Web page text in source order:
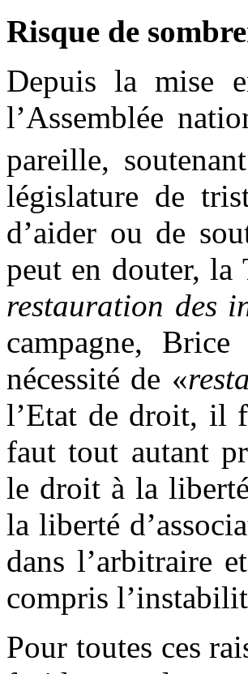
Risque de
Depuis la mise
l’Assemblée
pareille,
législature de
d’aider ou de
peut en douter,
restauration des
campagne,
nécessité de «
l’Etat de droit, il
faut tout autant
le droit à la
la liberté
dans l’arbitraire
compris
Pour toutes ces